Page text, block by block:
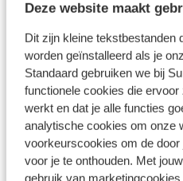
Deze website maakt
Dit zijn kleine tekstbestanden
worden geïnstalleerd als je
Standaard gebruiken we bij
functionele cookies die
werkt en dat je alle functies
analytische cookies om onze
voorkeurscookies om de
voor je te onthouden. Met
Meer over reviews
6.6 Goed
3 ervaringen
Meest geboekt door met
4.9 Gemiddeld
Ligging was goed. Wat
betreft is t zeer slecht: wij
Ligging was goed. Wat
betreft is t zeer slecht: wij